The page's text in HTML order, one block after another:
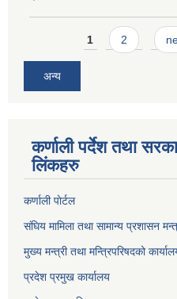
Pages1 2
अन्य
कर्णाली पर्देश तथा
लिंकहरु
कर्णाली पाेर्टल
संघिय मामिला तथा सामान्य प्रशासन
मुख्य मन्त्री तथा मन्त्रिपरिषदको
प्रदेश प्रमुख कार्यालय